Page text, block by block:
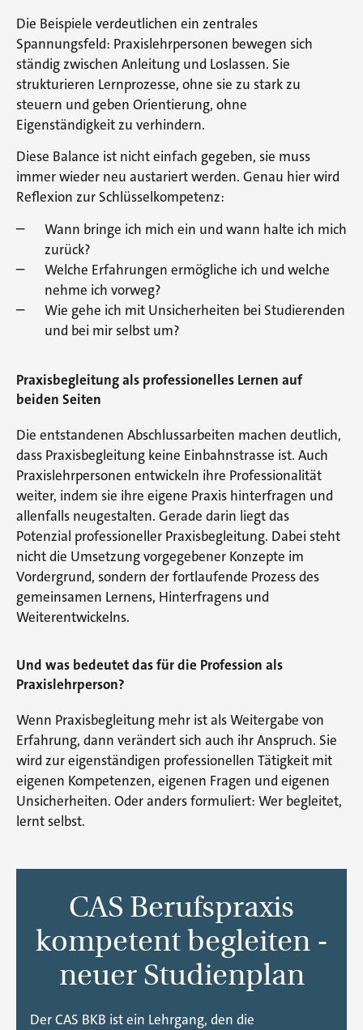
Die Beispiele verdeutlichen ein zentrales
Spannungsfeld: Praxislehrpersonen bewegen sich
ständig zwischen Anleitung und Loslassen. Sie
strukturieren Lernprozesse, ohne sie zu stark zu
steuern und geben Orientierung, ohne
Eigenständigkeit zu verhindern.
Diese Balance ist nicht einfach gegeben, sie muss
immer wieder neu austariert werden. Genau hier wird
Reflexion zur Schlüsselkompetenz:
Wann bringe ich mich ein und wann halte ich mich
zurück?
Welche Erfahrungen ermögliche ich und welche
nehme ich vorweg?
Wie gehe ich mit Unsicherheiten bei Studierenden
und bei mir selbst um?
Praxisbegleitung als professionelles Lernen auf
beiden Seiten
Die entstandenen Abschlussarbeiten machen deutlich,
dass Praxisbegleitung keine Einbahnstrasse ist. Auch
Praxislehrpersonen entwickeln ihre Professionalität
weiter, indem sie ihre eigene Praxis hinterfragen und
allenfalls neugestalten. Gerade darin liegt das
Potenzial professioneller Praxisbegleitung. Dabei steht
nicht die Umsetzung vorgegebener Konzepte im
Vordergrund, sondern der fortlaufende Prozess des
gemeinsamen Lernens, Hinterfragens und
Weiterentwickelns.
Und was bedeutet das für die Profession als
Praxislehrperson?
Wenn Praxisbegleitung mehr ist als Weitergabe von
Erfahrung, dann verändert sich auch ihr Anspruch. Sie
wird zur eigenständigen professionellen Tätigkeit mit
eigenen Kompetenzen, eigenen Fragen und eigenen
Unsicherheiten. Oder anders formuliert: Wer begleitet,
lernt selbst.
CAS Berufspraxis
kompetent begleiten -
neuer Studienplan
Der CAS BKB ist ein Lehrgang, den die